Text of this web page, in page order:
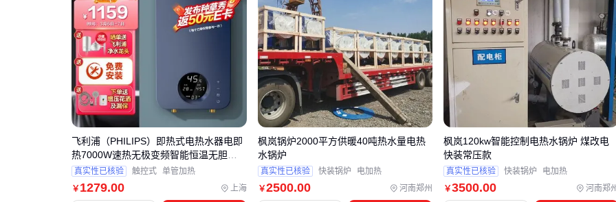
力，适合用水量大且间歇性使用的商业场所。
选型后还需评估配套设备是否匹配，例如循环泵的扬程能否覆
盖管路系统，智能控制系统是否需要对接建筑BA系统等。这些
细节直接影响最终使用效果。
四、选完锅炉后，这些配套设备同样关键
立式电热水锅炉的高效运行离不开配套设备的协同工作。许多
用户采购主设备后才发现，水质处理、压力控制、循环系统等
环节的缺失会直接影响使用效果。例如，未经处理的硬水会导
致锅炉结垢，而压力控制不当可能引发安全隐患。
￥1279.00 上海
飞利浦（PHILIPS）即热式电热水器电即
热7000W速热无极变频智能恒温无胆免
储水淋浴洗澡水电分离AWH1045/93
真实性已核验 触控式 单管加热
￥2500.00 河南郑州
枫岚锅炉2000平方供暖40吨热水量电热
水锅炉
真实性已核验 快装锅炉 电加热
￥3500.00 河南郑
枫岚120kw智能控制电热水锅炉 煤改电
快装常压款
真实性已核验 快装锅炉 电加热